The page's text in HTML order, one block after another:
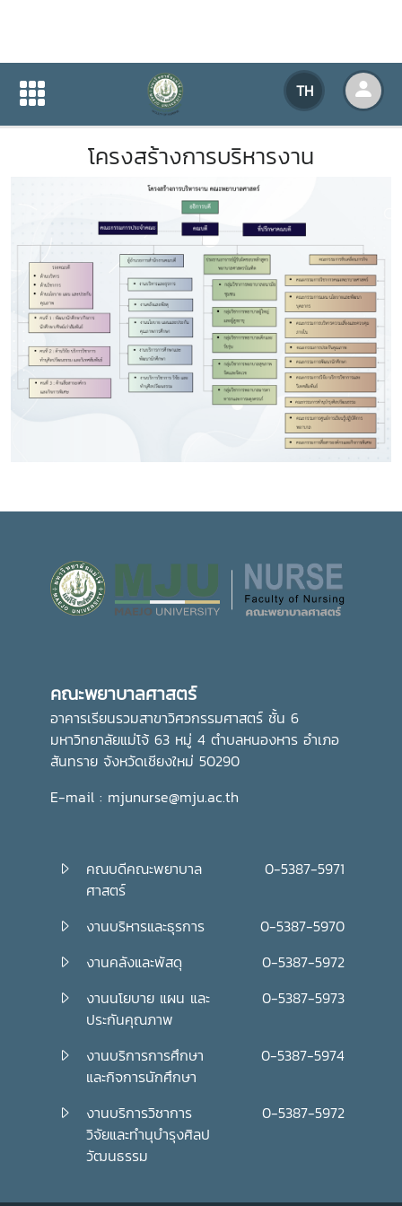
TH
โครงสร้างการบริหารงาน
เกี่ยวกับหน่วยงาน โครงสร้างการบริหารงาน
โครงสร้างการบริหารงาน
คณะพยาบาลศาสตร์
อาคารเรียนรวมสาขาวิศวกรรมศาสตร์ ชั้น 6
มหาวิทยาลัยแม่โจ้ 63 หมู่ 4 ตำบลหนองหาร อำเภอ
สันทราย จังหวัดเชียงใหม่ 50290
E-mail : mjunurse@mju.ac.th
คณบดีคณะพยาบาล
ศาสตร์
0-5387-5971
งานบริหารและธุรการ
0-5387-5970
งานคลังและพัสดุ
0-5387-5972
งานนโยบาย แผน และ
ประกันคุณภาพ
0-5387-5973
งานบริการการศึกษา
และกิจการนักศึกษา
0-5387-5974
งานบริการวิชาการ
วิจัยและทำนุบำรุงศิลป
วัฒนธรรม
0-5387-5972